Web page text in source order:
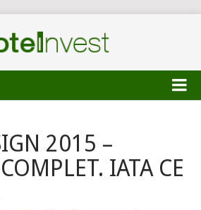
2015 –
IATA CE